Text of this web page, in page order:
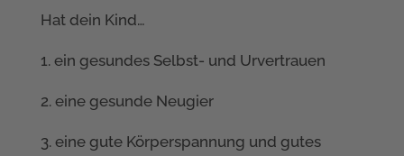
Hat dein Kind…
1. ein gesundes Selbst- und Urvertrauen
2. eine gesunde Neugier
3. eine gute Körperspannung und gutes